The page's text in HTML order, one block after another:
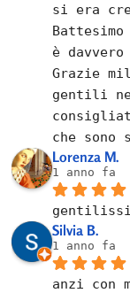
si era
è
Grazie
gentili
che sono
Lorenza M.
1 anno fa
Silvia B.
1 anno fa
anzi con